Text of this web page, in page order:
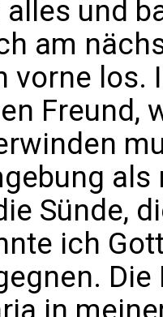
alles und
am
vorne los.
Freund,
Sünde,
ich